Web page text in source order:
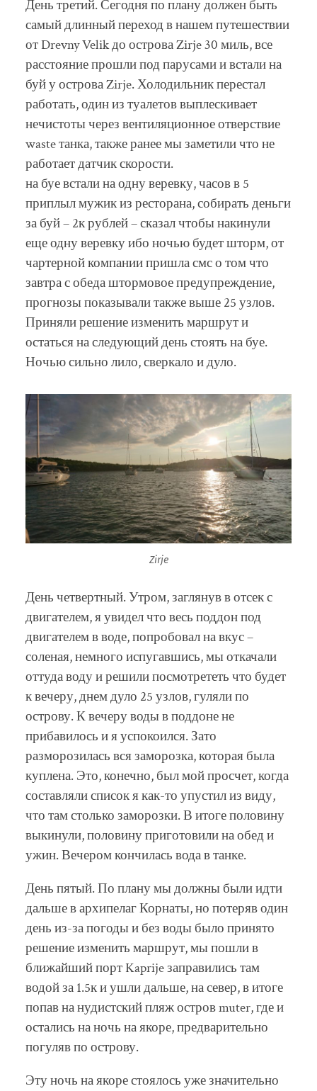
День третий. Сегодня по плану должен быть
самый длинный переход в нашем путешествии
от Drevny Velik до острова Zirje 30 миль, все
расстояние прошли под парусами и встали на
буй у острова Zirje. Холодильник перестал
работать, один из туалетов выплескивает
нечистоты через вентиляционное отверствие
waste танка, также ранее мы заметили что не
работает датчик скорости.
на буе встали на одну веревку, часов в 5
приплыл мужик из ресторана, собирать деньги
за буй – 2к рублей – сказал чтобы накинули
еще одну веревку ибо ночью будет шторм, от
чартерной компании пришла смс о том что
завтра с обеда штормовое предупреждение,
прогнозы показывали также выше 25 узлов.
Приняли решение изменить маршрут и
остаться на следующий день стоять на буе.
Ночью сильно лило, сверкало и дуло.
Zirje
День четвертный. Утром, заглянув в отсек с
двигателем, я увидел что весь поддон под
двигателем в воде, попробовал на вкус –
соленая, немного испугавшись, мы откачали
оттуда воду и решили посмотрететь что будет
к вечеру, днем дуло 25 узлов, гуляли по
острову. К вечеру воды в поддоне не
прибавилось и я успокоился. Зато
разморозилась вся заморозка, которая была
куплена. Это, конечно, был мой просчет, когда
составляли список я как-то упустил из виду,
что там столько заморозки. В итоге половину
выкинули, половину приготовили на обед и
ужин. Вечером кончилась вода в танке.
День пятый. По плану мы должны были идти
дальше в архипелаг Корнаты, но потеряв один
день из-за погоды и без воды было принято
решение изменить маршрут, мы пошли в
ближайший порт Kaprije заправились там
водой за 1.5к и ушли дальше, на север, в итоге
попав на нудистский пляж остров muter, где и
остались на ночь на якоре, предварительно
погуляв по острову.
Эту ночь на якоре стоялось уже значительно